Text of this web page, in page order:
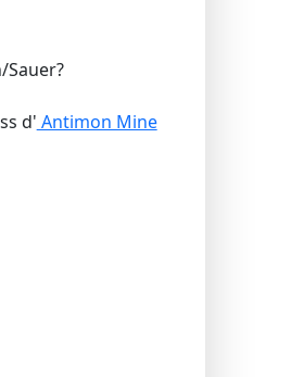
Sauer?
d' Antimon Mine